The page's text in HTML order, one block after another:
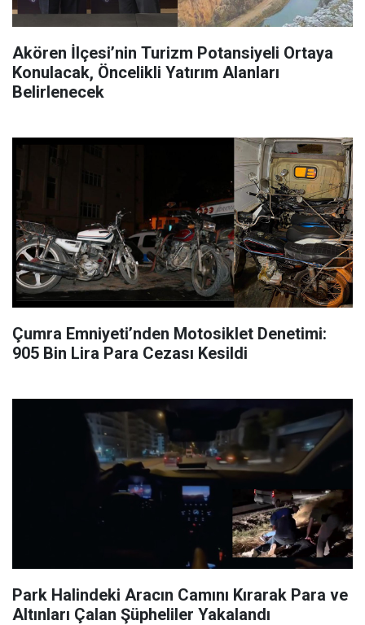
Akören İlçesi’nin Turizm Potansiyeli Ortaya
Konulacak, Öncelikli Yatırım Alanları
Belirlenecek
Çumra Emniyeti’nden Motosiklet Denetimi:
905 Bin Lira Para Cezası Kesildi
Park Halindeki Aracın Camını Kırarak Para ve
Altınları Çalan Şüpheliler Yakalandı